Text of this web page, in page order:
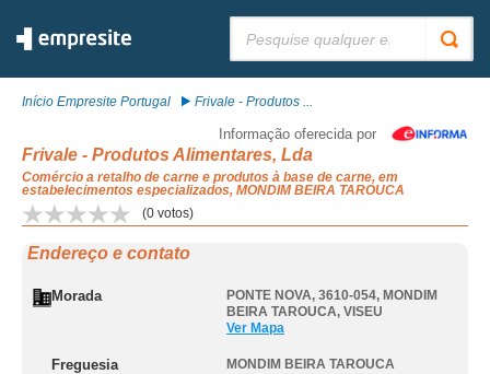
Início Empresite Portugal Frivale - Produtos ...
Informação oferecida por
Frivale - Produtos Alimentares, Lda
Comércio a retalho de carne e produtos à base de carne, em
estabelecimentos especializados, MONDIM BEIRA TAROUCA
(0 votos)
Endereço e contato
Morada PONTE NOVA, 3610-054, MONDIM
BEIRA TAROUCA, VISEU
Ver Mapa
Freguesia MONDIM BEIRA TAROUCA